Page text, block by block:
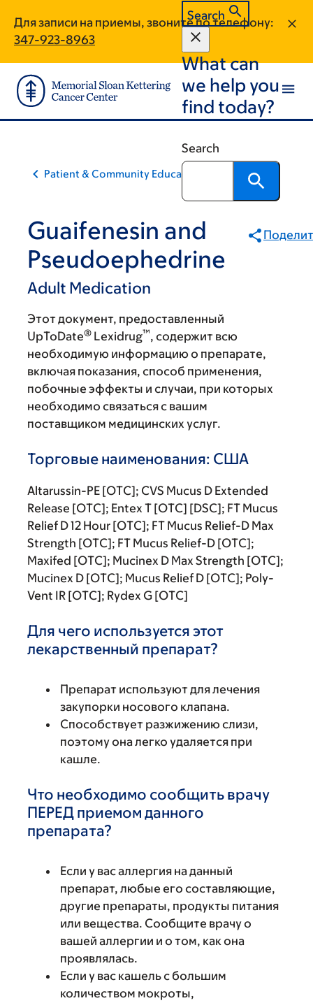
main
content
footer
Для записи на приемы, звоните по телефону:
347-923-8963
Search
What can
we help you
find today?
Search
Patient & Community Education
Guaifenesin and
Pseudoephedrine
Adult Medication
Этот документ, предоставленный
UpToDate® Lexidrug™, содержит всю
необходимую информацию о препарате,
включая показания, способ применения,
побочные эффекты и случаи, при которых
необходимо связаться с вашим
поставщиком медицинских услуг.
Торговые наименования: США
Altarussin-PE [OTC]; CVS Mucus D Extended
Release [OTC]; Entex T [OTC] [DSC]; FT Mucus
Relief D 12 Hour [OTC]; FT Mucus Relief-D Max
Strength [OTC]; FT Mucus Relief-D [OTC];
Maxifed [OTC]; Mucinex D Max Strength [OTC];
Mucinex D [OTC]; Mucus Relief D [OTC]; Poly-
Vent IR [OTC]; Rydex G [OTC]
Для чего используется этот
лекарственный препарат?
Препарат используют для лечения
закупорки носового клапана.
Способствует разжижению слизи,
поэтому она легко удаляется при
кашле.
Что необходимо сообщить врачу
ПЕРЕД приемом данного
препарата?
Если у вас аллергия на данный
препарат, любые его составляющие,
другие препараты, продукты питания
или вещества. Сообщите врачу о
вашей аллергии и о том, как она
проявлялась.
Если у вас кашель с большим
количеством мокроты,